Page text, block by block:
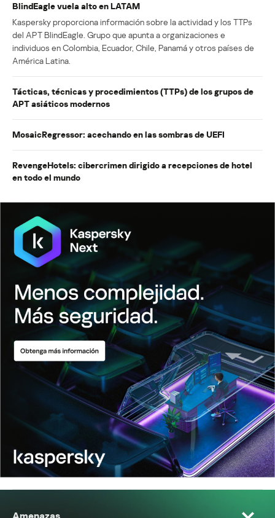
BlindEagle vuela alto en LATAM
Kaspersky proporciona información sobre la actividad y los TTPs
del APT BlindEagle. Grupo que apunta a organizaciones e
individuos en Colombia, Ecuador, Chile, Panamá y otros países de
América Latina.
Tácticas, técnicas y procedimientos (TTPs) de los grupos de
APT asiáticos modernos
MosaicRegressor: acechando en las sombras de UEFI
RevengeHotels: cibercrimen dirigido a recepciones de hotel
en todo el mundo